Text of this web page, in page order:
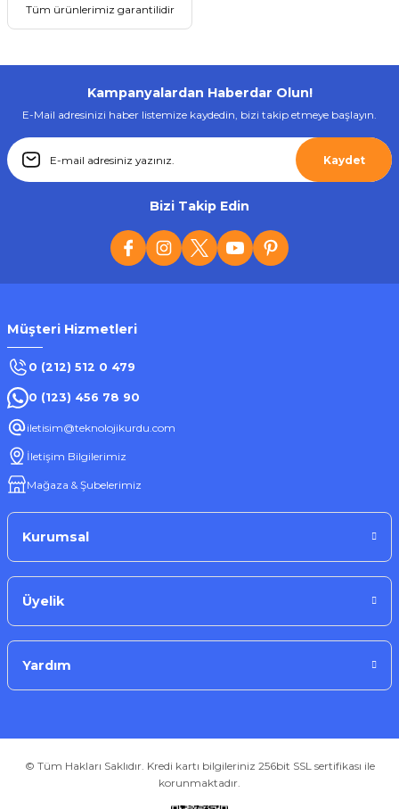
Sepete Ekle
Yeni
716,94 ₺
Sepete Ekle
Yeni
Roxy 4K HDTV Premium Yüksek Hızlı HDMI Kablo 20m
Tüm ürünlerimiz garantilidir
Kampanyalardan Haberdar Olun!
E-Mail adresinizi haber listemize kaydedin, bizi takip etmeye başlayın.
Kaydet
Bizi Takip Edin
Müşteri Hizmetleri
0 (212) 512 0 479
0 (123) 456 78 90
iletisim@teknolojikurdu.com
İletişim Bilgilerimiz
Mağaza & Şubelerimiz
Kurumsal
Üyelik
Yardım
© Tüm Hakları Saklıdır. Kredi kartı bilgileriniz 256bit SSL sertifikası ile
korunmaktadır.